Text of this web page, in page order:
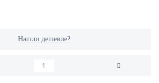
Нашли дешевле?